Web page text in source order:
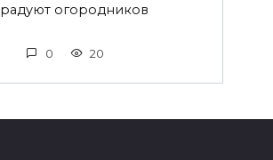
радуют огородников
0 20